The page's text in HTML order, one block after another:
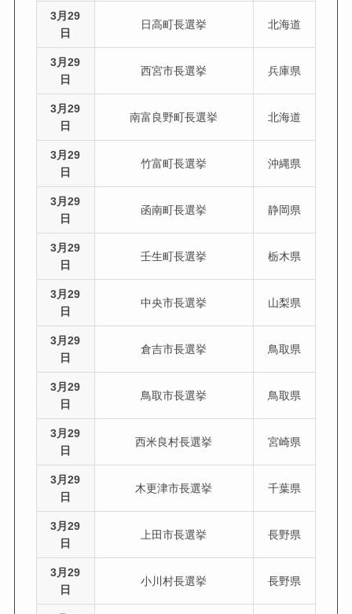
3月29
日
日高町長選挙 北海道
3月29
日
西宮市長選挙 兵庫県
3月29
日
南富良野町長選挙 北海道
3月29
日
竹富町長選挙 沖縄県
3月29
日
函南町長選挙 静岡県
3月29
日
壬生町長選挙 栃木県
3月29
日
中央市長選挙 山梨県
3月29
日
倉吉市長選挙 鳥取県
3月29
日
鳥取市長選挙 鳥取県
3月29
日
西米良村長選挙 宮崎県
3月29
日
木更津市長選挙 千葉県
3月29
日
上田市長選挙 長野県
3月29
日
小川村長選挙 長野県